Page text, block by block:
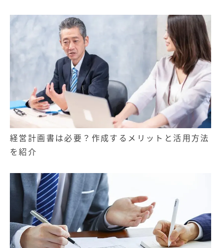
経営計画書は必要？作成するメリットと活用方法
を紹介